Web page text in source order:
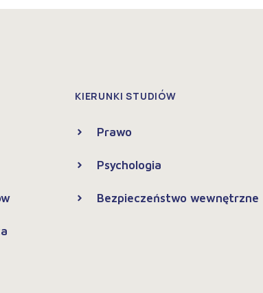
KIERUNKI STUDIÓW
Prawo
Psychologia
Bezpieczeństwo wewnętrzne